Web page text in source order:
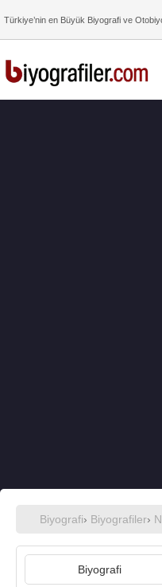
Türkiye’nin en Büyük Biyografi ve
Biyografi› Biyografiler›
Biyografi